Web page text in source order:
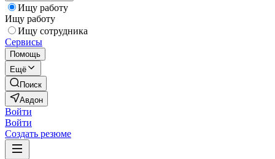
Ищу работу
Ищу работу
Ищу сотрудника
Сервисы
Помощь
Ещё
Поиск
Авдон
Войти
Войти
Создать резюме